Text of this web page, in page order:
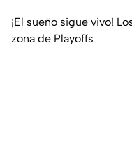
¡El sueño sigue vivo!
zona de Playoffs